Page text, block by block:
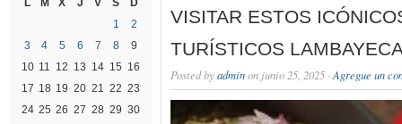
L M X J V S
D
1
2
3
4 5 6 7 8
9
10 11 12 13 14 15 16
17 18 19 20 21 22 23
24 25 26 27 28 29 30
VISITAR ESTOS
TURÍSTICOS
Posted byadminon junio 25, 2025 · Agregue un